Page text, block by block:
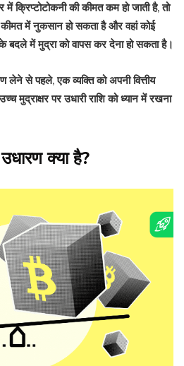
में क्रिप्टोटोकनी की कीमत कम हो जाती है, तो
कीमत में नुकसान हो सकता है और वहां कोई
के बदले में मुद्रा को वापस कर देना हो सकता है।
लेने से पहले, एक व्यक्ति को अपनी वित्तीय
मुद्राक्षर पर उधारी राशि को ध्यान में रखना
उधारण क्या है?